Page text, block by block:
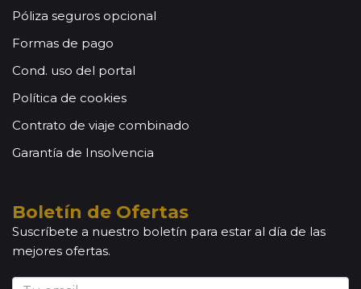
Póliza seguros opcional
Formas de pago
Cond. uso del portal
Política de cookies
Contrato de viaje combinado
Garantía de Insolvencia
Boletín de Ofertas
Suscríbete a nuestro boletín para estar al día de las
mejores ofertas.